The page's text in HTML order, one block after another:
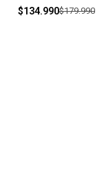
$134.990$179.990